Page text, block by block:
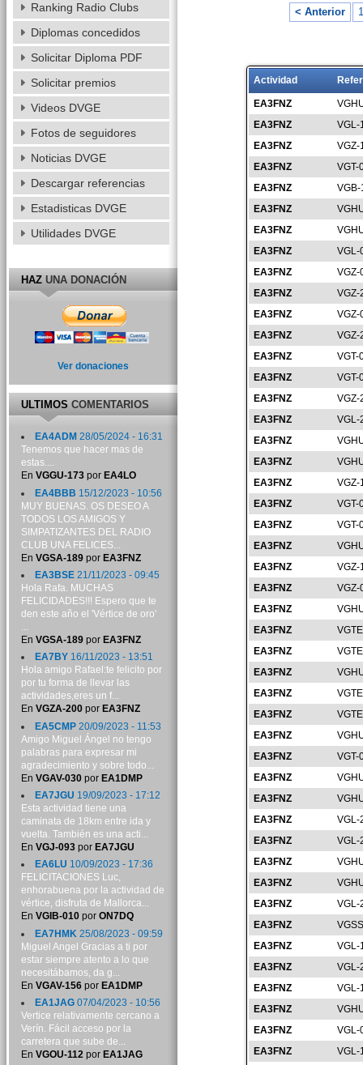
< Anterior 1
Actividad
EA3FNZ
EA3FNZ
VGL-
EA3FNZ
VGZ-
EA3FNZ
VGT-
EA3FNZ
EA3FNZ
EA3FNZ
EA3FNZ
VGL-
EA3FNZ
VGZ-
EA3FNZ
VGZ-
EA3FNZ
VGZ-
EA3FNZ
VGZ-
EA3FNZ
VGT-
EA3FNZ
VGT-
EA3FNZ
VGZ-
EA3FNZ
VGL-
EA3FNZ
EA3FNZ
EA3FNZ
VGZ-
EA3FNZ
VGT-
EA3FNZ
VGT-
EA3FNZ
EA3FNZ
VGZ-
EA3FNZ
VGZ-
EA3FNZ
EA3FNZ
EA3FNZ
EA3FNZ
EA3FNZ
EA3FNZ
EA3FNZ
EA3FNZ
VGT-
EA3FNZ
EA3FNZ
EA3FNZ
VGL-
EA3FNZ
VGL-
EA3FNZ
EA3FNZ
EA3FNZ
VGL-
EA3FNZ
EA3FNZ
VGL-
EA3FNZ
VGL-
EA3FNZ
VGL-
EA3FNZ
EA3FNZ
VGL-
EA3FNZ
VGL-
Ranking Radio Clubs
Diplomas concedidos
Solicitar Diploma PDF
Solicitar premios
Videos DVGE
Fotos de seguidores
Noticias DVGE
Descargar referencias
Estadisticas DVGE
Utilidades DVGE
HAZUNA DONACIÓN
Ver donaciones
ULTIMOSCOMENTARIOS
EA4ADM 28/05/2024 - 16:31
Tenemos que hacer mas de
estas....
En VGGU-173por EA4LO
EA4BBB 15/12/2023 - 10:56
MUY BUENAS. OS DESEO A
TODOS LOS AMIGOS Y
SIMPATIZANTES DEL RADIO
CLUB UNA FELICES...
En VGSA-189por EA3FNZ
EA3BSE21/11/2023 - 09:45
Hola Rafa. MUCHAS
FELICIDADES!!! Espero que te
den este año el 'Vértice de oro'
...
En VGSA-189por EA3FNZ
EA7BY16/11/2023 - 13:51
Hola amigo Rafael:te felicito por
por tu forma de llevar las
actividades,eres un f...
En VGZA-200por EA3FNZ
EA5CMP20/09/2023 - 11:53
Amigo Miguel Ángel no tengo
palabras para expresar mi
agradecimiento y sobre todo...
En VGAV-030por EA1DMP
EA7JGU 19/09/2023 - 17:12
Esta actividad tiene una
caminata de 18km entre ida y
vuelta. También es una acti...
En VGJ-093por EA7JGU
EA6LU 10/09/2023 - 17:36
FELICITACIONES Luc,
enhorabuena por la actividad de
vértice, disfruta de Mallorca...
En VGIB-010por ON7DQ
EA7HMK 25/08/2023 - 09:59
Miguel Angel Gracias a ti por
estar siempre atento a lo que
necesitábamos, da g...
En VGAV-156por EA1DMP
EA1JAG07/04/2023 - 10:56
Vertice relativamente cercano a
Verín. Fácil acceso por la
carretera que sube de...
En VGOU-112por EA1JAG